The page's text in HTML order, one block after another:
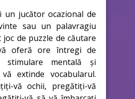
un jucător ocazional de
sau un palavragiu
joc de puzzle de căutare
oferă ore întregi de
stimulare mentală și
extinde vocabularul.
vă ochii, pregătiți-vă